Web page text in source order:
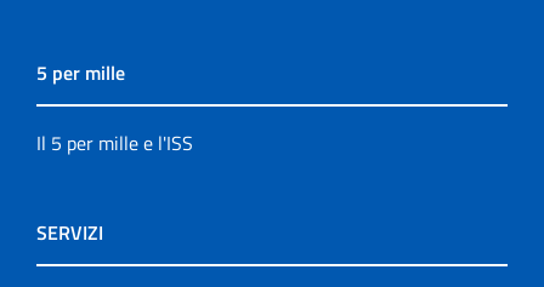
5 per mille
Il 5 per mille e l'ISS
SERVIZI